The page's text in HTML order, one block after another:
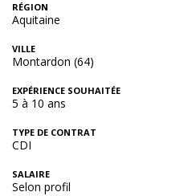
RÉGION
Aquitaine
VILLE
Montardon (64)
EXPÉRIENCE SOUHAITÉE
5 à 10 ans
TYPE DE CONTRAT
CDI
SALAIRE
Selon profil